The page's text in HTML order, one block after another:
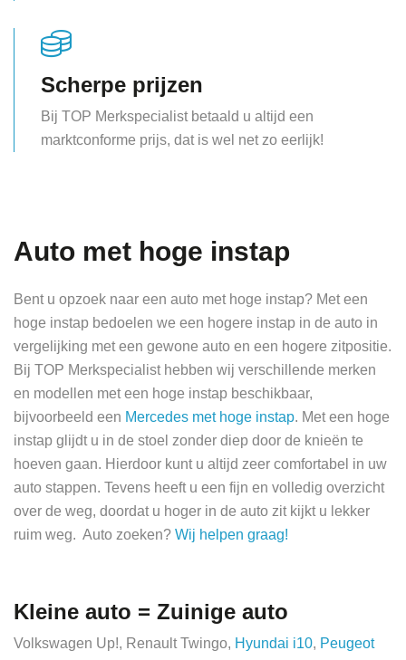
Scherpe prijzen
Bij TOP Merkspecialist betaald u altijd een
marktconforme prijs, dat is wel net zo eerlijk!
Auto met hoge instap
Bent u opzoek naar een auto met hoge instap? Met een
hoge instap bedoelen we een hogere instap in de auto in
vergelijking met een gewone auto en een hogere zitpositie.
Bij TOP Merkspecialist hebben wij verschillende merken
en modellen met een hoge instap beschikbaar,
bijvoorbeeld een Mercedes met hoge instap. Met een hoge
instap glijdt u in de stoel zonder diep door de knieën te
hoeven gaan. Hierdoor kunt u altijd zeer comfortabel in uw
auto stappen. Tevens heeft u een fijn en volledig overzicht
over de weg, doordat u hoger in de auto zit kijkt u lekker
ruim weg. Auto zoeken? Wij helpen graag!
Kleine auto = Zuinige auto
Volkswagen Up!, Renault Twingo, Hyundai i10, Peugeot